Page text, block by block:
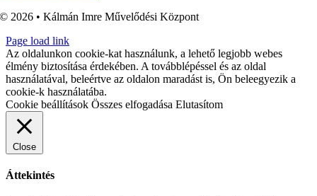
© 2026 • Kálmán Imre Művelődési Központ
Page load link
Az oldalunkon cookie-kat használunk, a lehető legjobb webes
élmény biztosítása érdekében. A továbblépéssel és az oldal
használatával, beleértve az oldalon maradást is, Ön beleegyezik a
cookie-k használatába.
Cookie beállítások Összes elfogadása Elutasítom
Close
Áttekintés